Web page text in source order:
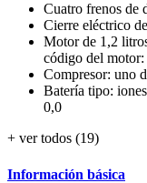
Cuatro frenos de
Cierre eléctrico
Motor de 1,2
código del
Compresor: uno
Batería tipo:
0,0
+ ver todos (19)
Información básica